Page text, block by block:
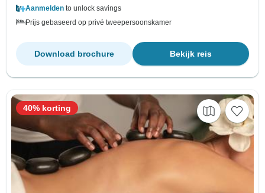
Aanmelden to unlock savings
Prijs gebaseerd op privé tweepersoonskamer
Bekijk reis
Download brochure
40% korting